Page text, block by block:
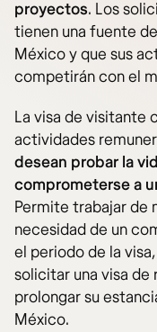
proyectos. Los
tienen una fuente
México y que sus
competirán con el
La visa de visitante
actividades
desean probar la
comprometerse a
Permite trabajar de
necesidad de un
el periodo de la
solicitar una visa
prolongar su
México.